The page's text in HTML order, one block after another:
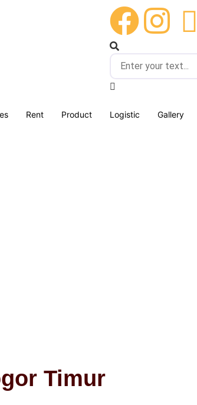
Rent Product Logistic Gallery
Timur